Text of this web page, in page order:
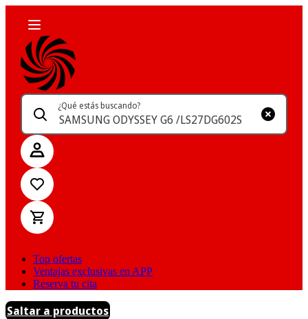
¿Qué estás buscando?
Top ofertas
Ventajas exclusivas en APP
Reserva tu cita
Saltar a productos